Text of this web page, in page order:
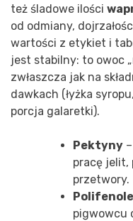
też śladowe ilości
od odmiany,
wartości z etykiet i
jest stabilny: to owoc
zwłaszcza jak na
dawkach (łyżka
porcja galaretki).
Pektyny
pracę jelit,
przetwory.
Polifenole
pigwowcu